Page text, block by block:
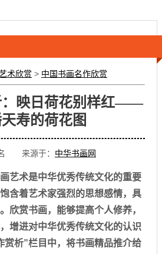
术欣赏 > 中国书画名作欣赏
：映日荷花别样红——
寿的荷花图
来源于： 中华书画网
艺术是中华优秀传统文化的重要
含着艺术家强烈的思想感情，具
欣赏书画，能够提高个人修养，
增进对中华优秀传统文化的认识
赏析”栏目中，将书画精品推介给